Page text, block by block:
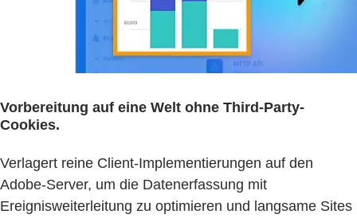
Vorbereitung auf eine Welt ohne Third-Party-
Cookies.
Verlagert reine Client-Implementierungen auf den
Adobe-Server, um die Datenerfassung mit
Ereignisweiterleitung zu optimieren und langsame Sites